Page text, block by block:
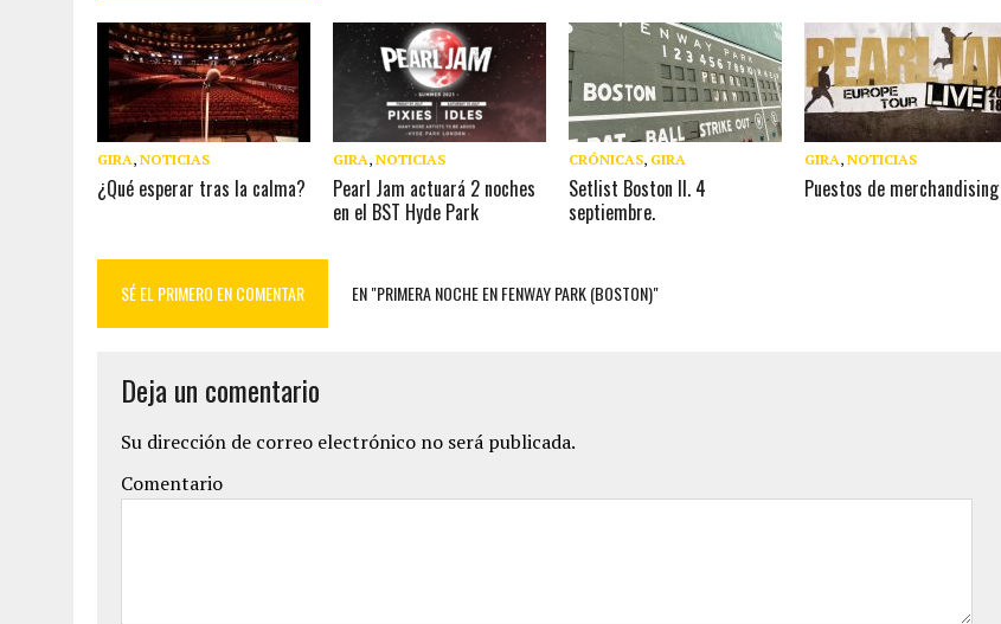
GIRA, NOTICIAS
¿Qué esperar tras la calma?
GIRA,NOTICIAS
Pearl Jam actuará 2 noches
en el BST Hyde Park
CRÓNICAS, GIRA
Setlist Boston II. 4
septiembre.
GIRA,NOTICIAS
Puestos de merchandising
SÉ EL PRIMERO EN COMENTAR EN "PRIMERA NOCHE EN FENWAY PARK (BOSTON)"
Deja un comentario
Su dirección de correo electrónico no será publicada.
Comentario